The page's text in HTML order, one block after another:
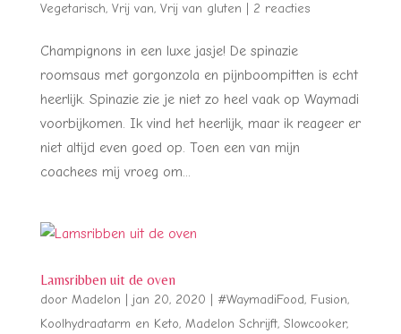
Vegetarisch, Vrij van, Vrij van gluten 2 reacties
Champignons in een luxe jasje! De spinazie
roomsaus met gorgonzola en pijnboompitten is echt
heerlijk. Spinazie zie je niet zo heel vaak op Waymadi
voorbijkomen. Ik vind het heerlijk, maar ik reageer er
niet altijd even goed op. Toen een van mijn
coachees mij vroeg om...
Lamsribben uit de oven
door Madelon jan 20, 2020 #WaymadiFood, Fusion,
Koolhydraatarm en Keto, Madelon Schrijft, Slowcooker,